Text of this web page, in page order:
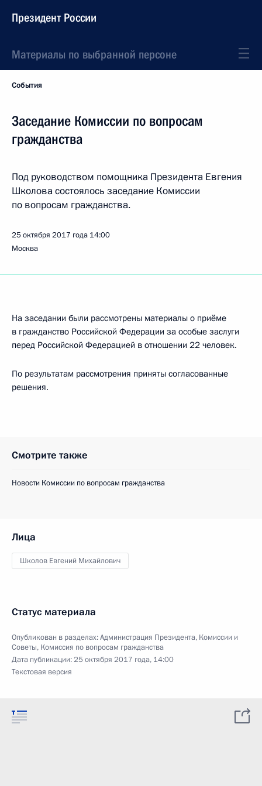
Президент России
Материалы по выбранной персоне
События
Заседание Комиссии по вопросам
гражданства
Под руководством помощника Президента Евгения
Школова состоялось заседание Комиссии
по вопросам гражданства.
25 октября 2017 года 14:00
Москва
На заседании были рассмотрены материалы о приёме
в гражданство Российской Федерации за особые заслуги
перед Российской Федерацией в отношении 22 человек.
По результатам рассмотрения приняты согласованные
решения.
Смотрите также
Новости Комиссии по вопросам гражданства
Лица
Школов Евгений Михайлович
Статус материала
Опубликован в разделах:Администрация Президента, Комиссии и
Советы, Комиссия по вопросам гражданства
Дата публикации:25 октября 2017 года, 14:00
Текстовая версия